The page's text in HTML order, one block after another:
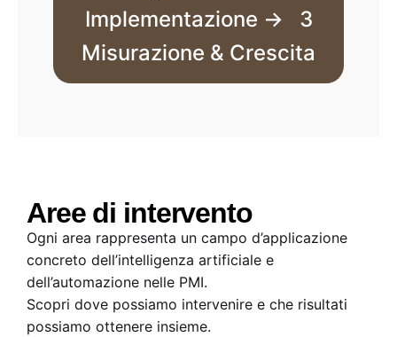
Implementazione → 3
Misurazione & Crescita
Aree di intervento
Ogni area rappresenta un campo d’applicazione
concreto dell’intelligenza artificiale e
dell’automazione nelle PMI.
Scopri dove possiamo intervenire e che risultati
possiamo ottenere insieme.